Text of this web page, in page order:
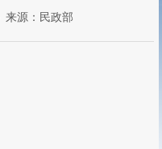
来源：民政部